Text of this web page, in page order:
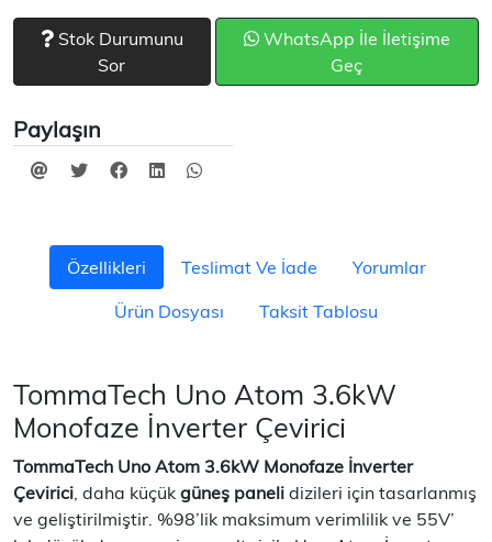
Stok Durumunu
Sor
WhatsApp İle İletişime
Geç
Paylaşın
Özellikleri Teslimat Ve İade
Yorumlar
Ürün Dosyası
Taksit Tablosu
TommaTech Uno Atom 3.6kW
Monofaze İnverter Çevirici
TommaTech Uno Atom 3.6kW Monofaze İnverter
Çevirici, daha küçük güneş paneli dizileri için tasarlanmış
ve geliştirilmiştir. %98’lik maksimum verimlilik ve 55V’